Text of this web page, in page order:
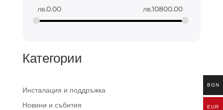
лв.0.00 лв.10800.00
Категории
Инсталация и поддръжка
Новини и събития
BGN
EUR